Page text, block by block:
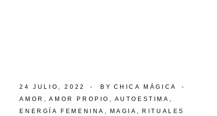
24 JULIO, 2022 BY CHICA MÁGICA
AMOR
AMOR PROPIO
AUTOESTIMA
ENERGÍA FEMENINA
MAGIA RITUALES